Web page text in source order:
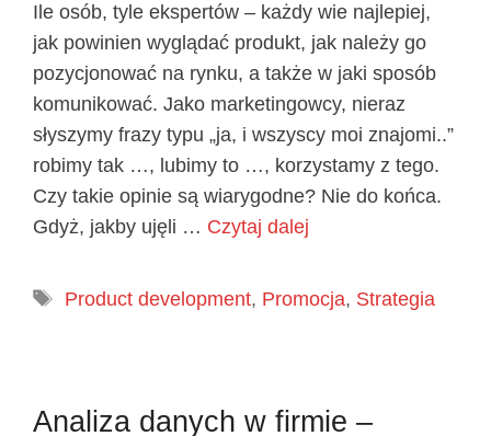
Ile osób, tyle ekspertów – każdy wie najlepiej,
jak powinien wyglądać produkt, jak należy go
pozycjonować na rynku, a także w jaki sposób
komunikować. Jako marketingowcy, nieraz
słyszymy frazy typu „ja, i wszyscy moi znajomi..”
robimy tak …, lubimy to …, korzystamy z tego.
Czy takie opinie są wiarygodne? Nie do końca.
Gdyż, jakby ujęli … Czytaj dalej
Tagi
Product development, Promocja, Strategia
Analiza danych w firmie –